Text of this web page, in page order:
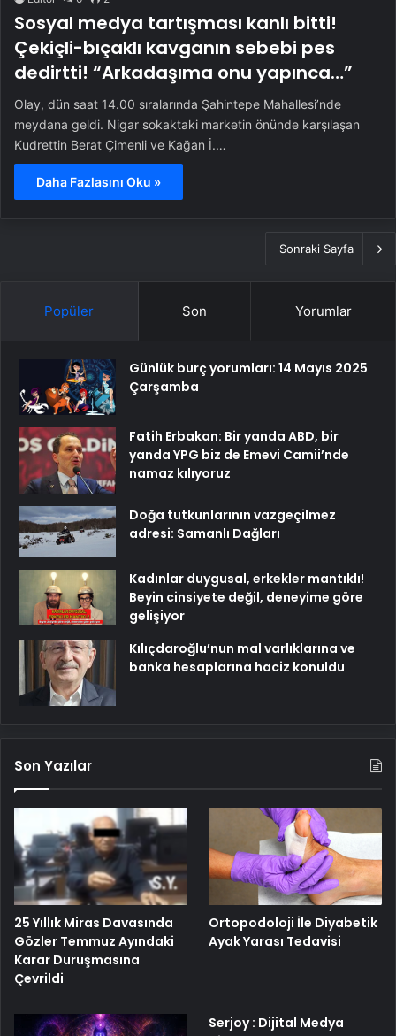
Sosyal medya tartışması kanlı bitti!
Çekiçli-bıçaklı kavganın sebebi pes
dedirtti! “Arkadaşıma onu yapınca…”
Olay, dün saat 14.00 sıralarında Şahintepe Mahallesi’nde
meydana geldi. Nigar sokaktaki marketin önünde karşılaşan
Kudrettin Berat Çimenli ve Kağan İ.…
Daha Fazlasını Oku »
Sonraki Sayfa
Popüler Son Yorumlar
Günlük burç yorumları: 14 Mayıs 2025
Çarşamba
Fatih Erbakan: Bir yanda ABD, bir
yanda YPG biz de Emevi Camii’nde
namaz kılıyoruz
Doğa tutkunlarının vazgeçilmez
adresi: Samanlı Dağları
Kadınlar duygusal, erkekler mantıklı!
Beyin cinsiyete değil, deneyime göre
gelişiyor
Kılıçdaroğlu’nun mal varlıklarına ve
banka hesaplarına haciz konuldu
Son Yazılar
25 Yıllık Miras Davasında
Gözler Temmuz Ayındaki
Karar Duruşmasına
Çevrildi
Ortopodoloji İle Diyabetik
Ayak Yarası Tedavisi
Serjoy : Dijital Medya